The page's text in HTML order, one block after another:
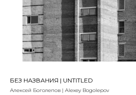
БЕЗ НАЗВАНИЯ | UNTITLED
Алексей Боголепов | Alexey Bogolepov